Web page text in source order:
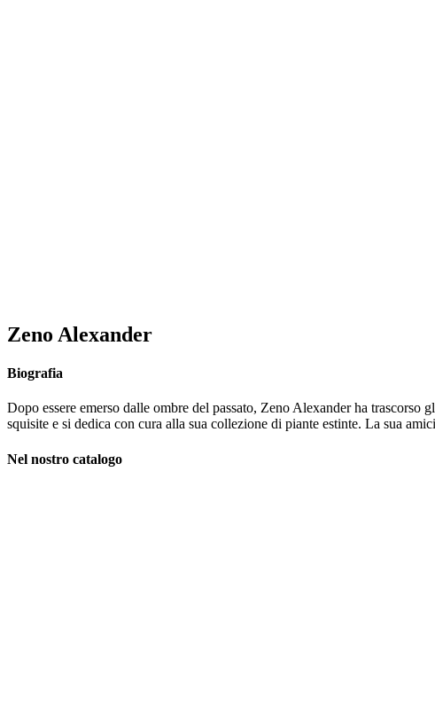
Zeno Alexander
Biografia
Dopo essere emerso dalle ombre del passato, Zeno Alexander ha
squisite e si dedica con cura alla sua collezione di piante estinte. La sua
Nel nostro catalogo